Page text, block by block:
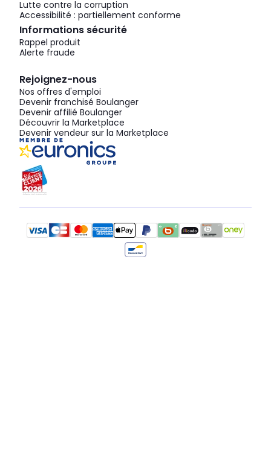
Lutte contre la corruption
Accessibilité : partiellement conforme
Informations sécurité
Rappel produit
Alerte fraude
Rejoignez-nous
Nos offres d'emploi
Devenir franchisé Boulanger
Devenir affilié Boulanger
Découvrir la Marketplace
Devenir vendeur sur la Marketplace